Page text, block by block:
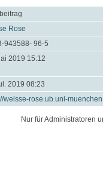
Rose
943588- 96-5
2019 15:12
2019 08:23
weisse-rose.ub.uni-
Nur für Administratoren